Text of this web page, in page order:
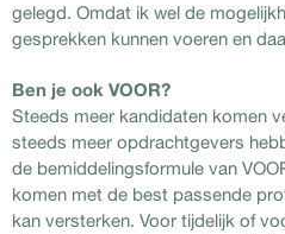
gelegd. Omdat ik wel de
gesprekken kunnen voeren en
Ben je ook VOOR?
Steeds meer kandidaten komen
steeds meer opdrachtgevers
de bemiddelingsformule van
komen met de best passende
kan versterken. Voor tijdelijk of